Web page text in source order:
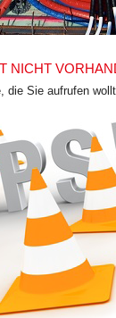
NICHT
die Sie aufrufen